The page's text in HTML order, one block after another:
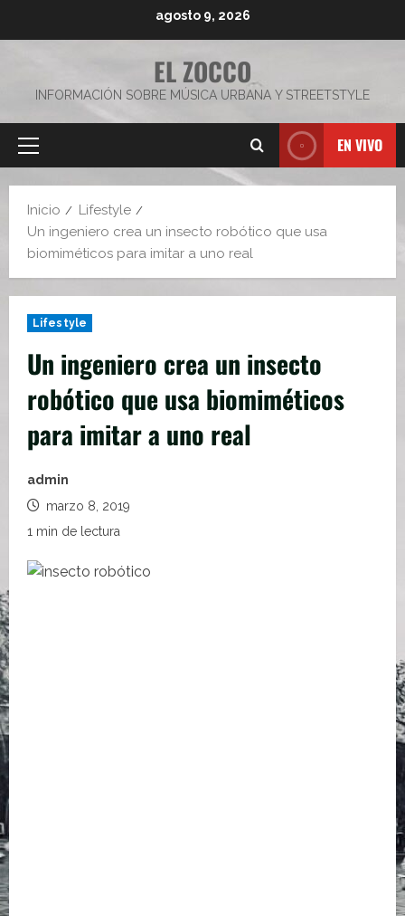
agosto 9, 2026
EL ZOCCO
INFORMACIÓN SOBRE MÚSICA URBANA Y STREETSTYLE
Menú
EN VIVO
Inicio
Lifestyle
Un ingeniero crea un insecto robótico que usa
biomiméticos para imitar a uno real
Lifestyle
Un ingeniero crea un insecto
robótico que usa biomiméticos
para imitar a uno real
admin
marzo 8, 2019
1 min de lectura